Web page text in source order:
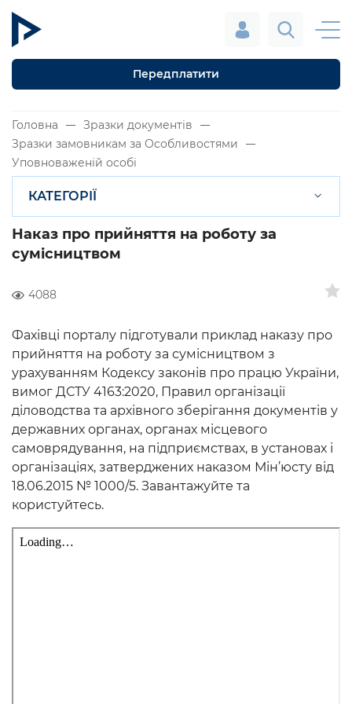
Передплатити
Головна
Зразки документів
Зразки замовникам за Особливостями
Уповноваженій особі
КАТЕГОРІЇ
Наказ про прийняття на роботу за
сумісництвом
4088
Фахівці порталу підготували приклад наказу про
прийняття на роботу за сумісництвом з
урахуванням Кодексу законів про працю України,
вимог ДСТУ 4163:2020, Правил організації
діловодства та архівного зберігання документів у
державних органах, органах місцевого
самоврядування, на підприємствах, в установах і
організаціях, затверджених наказом Мін’юсту від
18.06.2015 № 1000/5. Завантажуйте та
користуйтесь.